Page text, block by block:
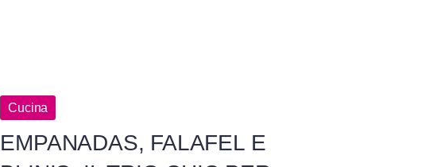
Cucina
EMPANADAS, FALAFEL E